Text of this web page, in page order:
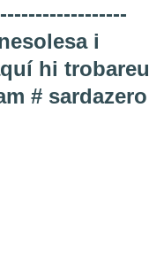
i
hi trobareu
# sardazero